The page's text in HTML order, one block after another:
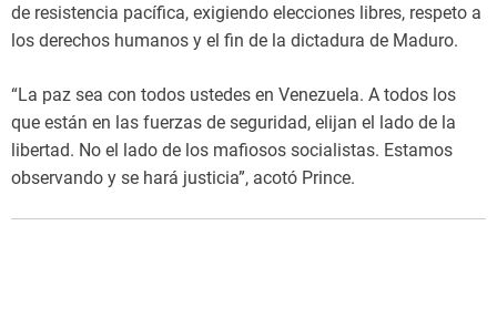
de resistencia pacífica, exigiendo elecciones libres, respeto a
los derechos humanos y el fin de la dictadura de Maduro.
“La paz sea con todos ustedes en Venezuela. A todos los
que están en las fuerzas de seguridad, elijan el lado de la
libertad. No el lado de los mafiosos socialistas. Estamos
observando y se hará justicia”, acotó Prince.